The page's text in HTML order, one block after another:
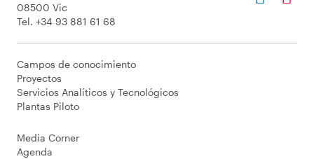
08500 Vic
Tel. +34 93 881 61 68
Campos de conocimiento
Proyectos
Servicios Analíticos y Tecnológicos
Plantas Piloto
Media Corner
Agenda